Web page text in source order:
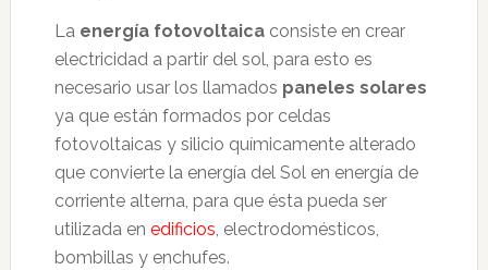
La energía fotovoltaicaconsiste en crear
electricidad a partir del sol, para esto es
necesario usar los llamados paneles solares
ya que están formados por celdas
fotovoltaicas y silicio químicamente alterado
que convierte la energía del Sol en energía de
corriente alterna, para que ésta pueda ser
utilizada en edificios, electrodomésticos,
bombillas y enchufes.